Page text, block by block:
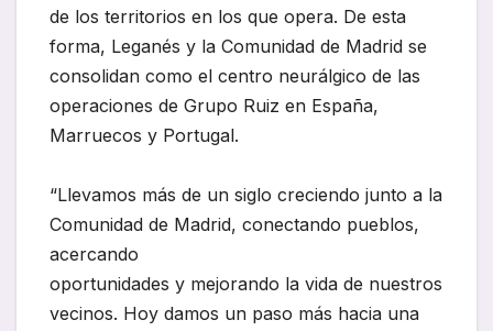
de los territorios en los que opera. De esta
forma, Leganés y la Comunidad de Madrid se
consolidan como el centro neurálgico de las
operaciones de Grupo Ruiz en España,
Marruecos y Portugal.
“Llevamos más de un siglo creciendo junto a la
Comunidad de Madrid, conectando pueblos,
acercando
oportunidades y mejorando la vida de nuestros
vecinos. Hoy damos un paso más hacia una